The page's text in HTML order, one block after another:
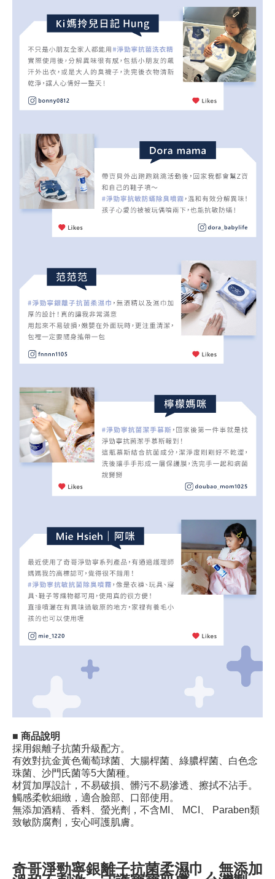
■ 商品說明
採用銀離子抗菌升級配方。
有效對抗金黃色葡萄球菌、大腸桿菌、綠膿桿菌、白色念
珠菌、沙門氏菌等5大菌種。
材質加厚設計，不易破損、髒污不易滲透、擦拭不沾手。
觸感柔軟細緻，適合臉部、口部使用。
無添加酒精、香料、螢光劑，不含MI、 MCI、 Paraben類
致敏防腐劑，安心呵護肌膚。
奇哥淨勁寧銀離子抗菌柔濕巾 ，無添加